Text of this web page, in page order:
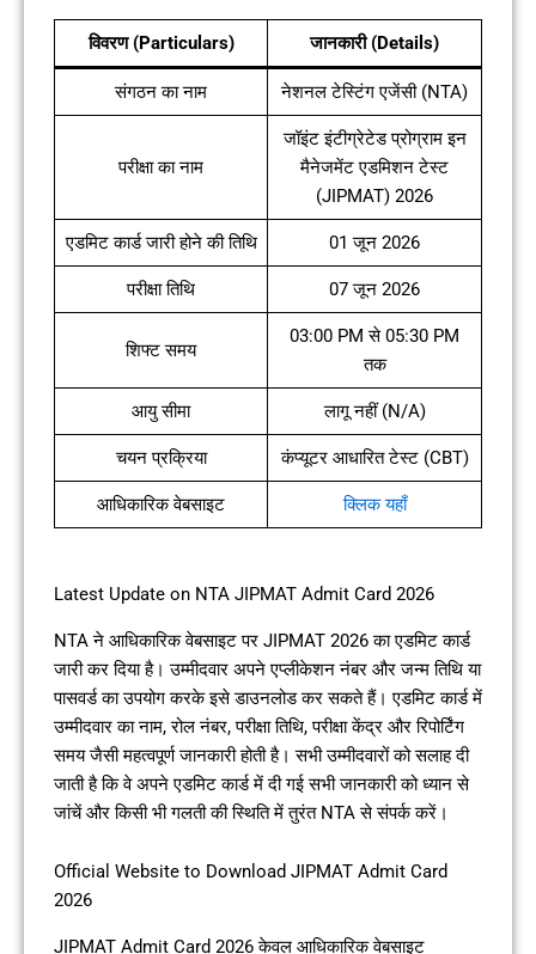
विवरण (Particulars) जानकारी (Details)
संगठन का नाम नेशनल टेस्टिंग एजेंसी (NTA)
परीक्षा का नाम
जॉइंट इंटीग्रेटेड प्रोग्राम इन
मैनेजमेंट एडमिशन टेस्ट
(JIPMAT) 2026
एडमिट कार्ड जारी होने की तिथि 01 जून 2026
परीक्षा तिथि 07 जून 2026
शिफ्ट समय
03:00 PM से 05:30 PM
तक
आयु सीमा लागू नहीं (N/A)
चयन प्रक्रिया कंप्यूटर आधारित टेस्ट (CBT)
आधिकारिक वेबसाइट क्लिक यहाँ
Latest Update on NTA JIPMAT Admit Card 2026
NTA ने आधिकारिक वेबसाइट पर JIPMAT 2026 का एडमिट कार्ड
जारी कर दिया है। उम्मीदवार अपने एप्लीकेशन नंबर और जन्म तिथि या
पासवर्ड का उपयोग करके इसे डाउनलोड कर सकते हैं। एडमिट कार्ड में
उम्मीदवार का नाम, रोल नंबर, परीक्षा तिथि, परीक्षा केंद्र और रिपोर्टिंग
समय जैसी महत्वपूर्ण जानकारी होती है। सभी उम्मीदवारों को सलाह दी
जाती है कि वे अपने एडमिट कार्ड में दी गई सभी जानकारी को ध्यान से
जांचें और किसी भी गलती की स्थिति में तुरंत NTA से संपर्क करें।
Official Website to Download JIPMAT Admit Card
2026
JIPMAT Admit Card 2026 केवल आधिकारिक वेबसाइट